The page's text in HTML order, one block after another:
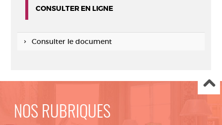
CONSULTER EN LIGNE
Consulter le document
NOS RUBRIQUES